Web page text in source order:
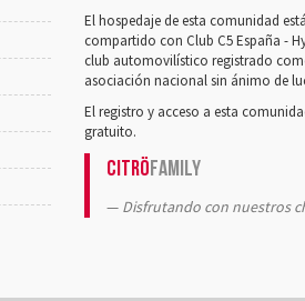
El hospedaje de esta comunidad está
compartido con Club C5 España -
club automovilístico registrado
asociación nacional sin ánimo de
El registro y acceso a esta
gratuito.
CitröFamily
Disfrutando con nuestros